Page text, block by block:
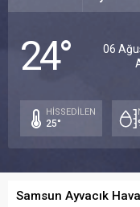
24°
06
HİSSEDİLEN
25°
Samsun Ayvacık